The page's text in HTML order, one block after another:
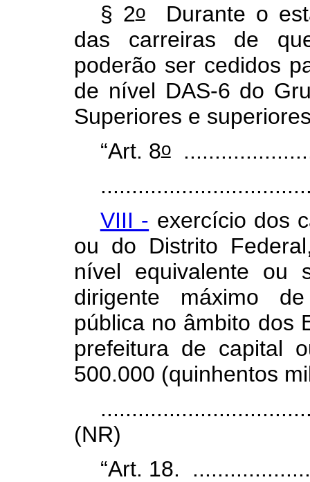
§ 2oDurante o
das carreiras de
poderão ser cedidos
de nível DAS-6 do
Superiores e
“Art. 8o
VIII - exercício dos
ou do Distrito
nível equivalente ou
dirigente máximo
pública no âmbito dos
prefeitura de capital
500.000 (quinhentos
(NR)
“Art. 18.